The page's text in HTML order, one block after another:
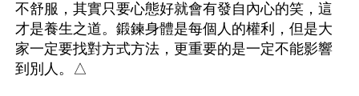
不舒服，其實只要心態好就會有發自內心的笑，這
才是養生之道。鍛鍊身體是每個人的權利，但是大
家一定要找對方式方法，更重要的是一定不能影響